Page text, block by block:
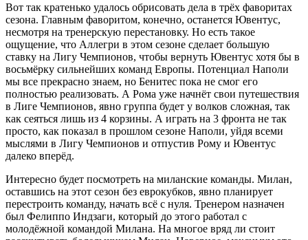
Вот так кратенько удалось обрисовать дела в трёх фаворитах
сезона. Главным фаворитом, конечно, останется Ювентус,
несмотря на тренерскую перестановку. Но есть такое
ощущение, что Аллегри в этом сезоне сделает большую
ставку на Лигу Чемпионов, чтобы вернуть Ювентус хотя бы в
восьмёрку сильнейших команд Европы. Потенциал Наполи
мы все прекрасно знаем, но Бенитес пока не смог его
полностью реализовать. А Рома уже начнёт свои путешествия
в Лиге Чемпионов, явно группа будет у волков сложная, так
как сеяться лишь из 4 корзины. А играть на 3 фронта не так
просто, как показал в прошлом сезоне Наполи, уйдя всеми
мыслями в Лигу Чемпионов и отпустив Рому и Ювентус
далеко вперёд.
Интересно будет посмотреть на миланские команды. Милан,
оставшись на этот сезон без еврокубков, явно планирует
перестроить команду, начать всё с нуля. Тренером назначен
был Фелиппо Индзаги, который до этого работал с
молодёжной командой Милана. На многое вряд ли стоит